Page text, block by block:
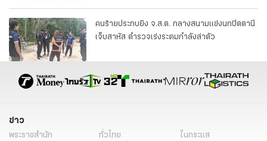
คนร้ายประกบยิง จ.ส.ต. กลางสนามแข่งนกปัตตานี
เจ็บสาหัส ตำรวจเร่งระดมกำลังล่าตัว
ข่าว
พระราชสำนัก ทั่วไทย
ในกระแส